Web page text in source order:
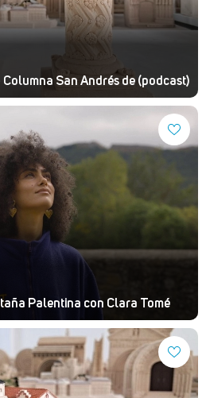
Curiosidades Históricas - Columna San Andrés de (podcast)
Palentina con Clara Tomé